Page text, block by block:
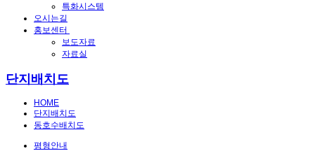
특화시스템
오시는길
홍보센터
보도자료
자료실
단지배치도
HOME
단지배치도
동호수배치도
평형안내